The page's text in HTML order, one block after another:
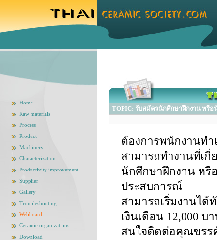
Home
Raw materials
Process
Product
Machinery
Characterization
Productivity improvement
Supplier
Gallery
Troubleshooting
Webboard
Ceramic organizations
Download
TOPIC: รับสมัครนักศึกษาฝึกงาน หรือ
ต้องการพนักงานทำ
สามารถทำงานที่เกี่
นักศึกษาฝึกงาน หรื
ประสบการณ์
สามารถเริ่มงานไ
เงินเดือน 12,000 บ
สนใจติดต่อคุณขรรค์